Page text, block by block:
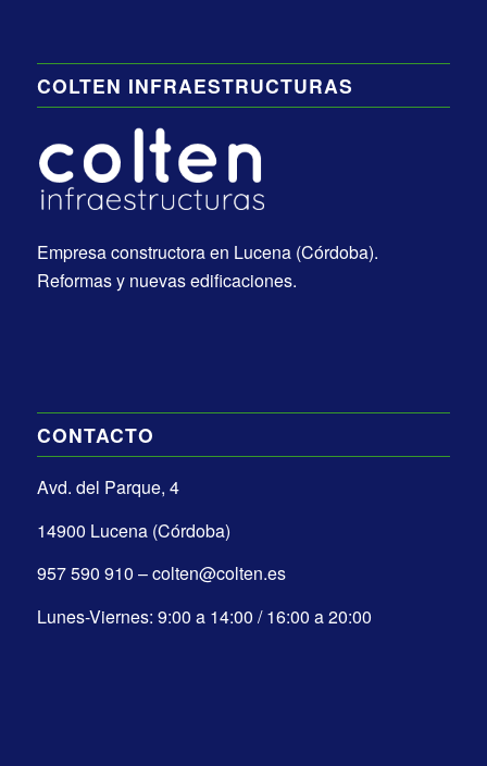
COLTEN INFRAESTRUCTURAS
Empresa constructora en Lucena (Córdoba).
Reformas y nuevas edificaciones.
CONTACTO
Avd. del Parque, 4
14900 Lucena (Córdoba)
957 590 910 – colten@colten.es
Lunes-Viernes: 9:00 a 14:00 / 16:00 a 20:00